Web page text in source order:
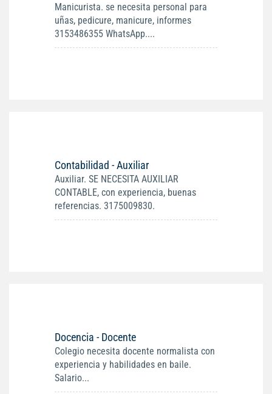
Manicurista. se necesita personal para
uñas, pedicure, manicure, informes
3153486355 WhatsApp....
Contabilidad - Auxiliar
Auxiliar. SE NECESITA AUXILIAR
CONTABLE, con experiencia, buenas
referencias. 3175009830.
Docencia - Docente
Colegio necesita docente normalista con
experiencia y habilidades en baile.
Salario...